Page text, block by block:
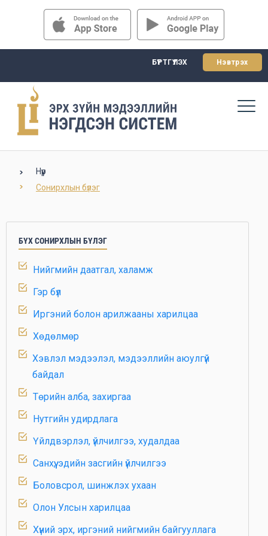
БҮРТГҮҮЛЭХ Нэвтрэх
Нүүр
Сонирхлын бүлэг
БҮХ СОНИРХЛЫН БҮЛЭГ
Нийгмийн даатгал, халамж
Гэр бүл
Иргэний болон арилжааны харилцаа
Хөдөлмөр
Хэвлэл мэдээлэл, мэдээллийн аюулгүй
байдал
Төрийн алба, захиргаа
Нутгийн удирдлага
Үйлдвэрлэл, үйлчилгээ, худалдаа
Санхүү, эдийн засгийн үйлчилгээ
Боловсрол, шинжлэх ухаан
Олон Улсын харилцаа
Хүний эрх, иргэний нийгмийн байгууллага